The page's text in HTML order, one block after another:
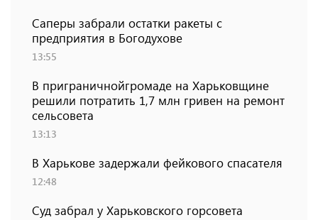
Саперы забрали остатки ракеты с
предприятия в Богодухове
13:55
В приграничнойгромаде на Харьковщине
решили потратить 1,7 млн ​​гривен на ремонт
сельсовета
13:13
В Харькове задержали фейкового спасателя
12:48
Суд забрал у Харьковского горсовета